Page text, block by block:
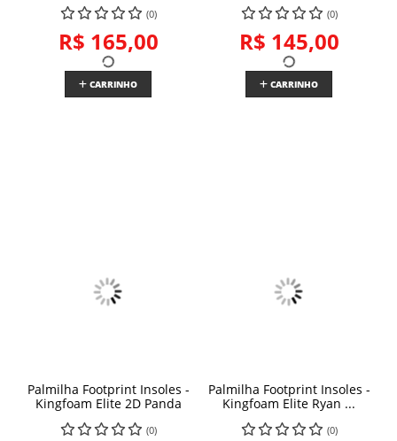
(0)
R$ 165,00
CARRINHO
(0)
R$ 145,00
CARRINHO
Palmilha Footprint Insoles -
Kingfoam Elite 2D Panda
(0)
Palmilha Footprint Insoles -
Kingfoam Elite Ryan ...
(0)